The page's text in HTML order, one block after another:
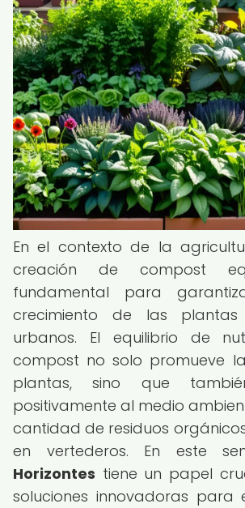
En el contexto de la
creación de compost
fundamental para
crecimiento de las
urbanos. El equilibrio de
compost no solo promueve
plantas, sino que
positivamente al medio
cantidad de residuos
en vertederos. En este
Horizontes tiene un papel
soluciones innovadoras para